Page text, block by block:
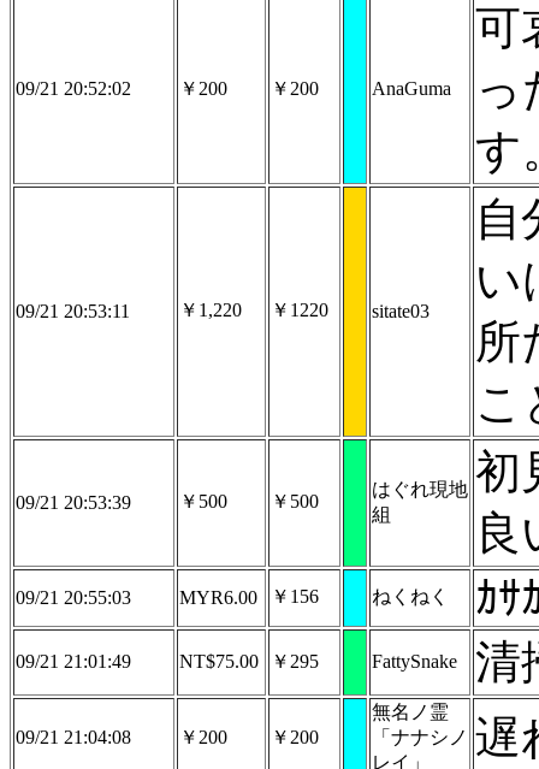
09/21 20:52:02 ￥200 ￥200 AnaGuma
可
っ
す
09/21 20:53:11 ￥1,220 ￥1220 sitate03
自
い
所
こ
09/21 20:53:39 ￥500 ￥500
はぐれ現地
組
初
良
09/21 20:55:03 MYR6.00 ￥156 ねくねく ｶｻ
09/21 21:01:49 NT$75.00 ￥295 FattySnake 清
09/21 21:04:08 ￥200 ￥200
無名ノ霊
「ナナシノ
レイ」
遅